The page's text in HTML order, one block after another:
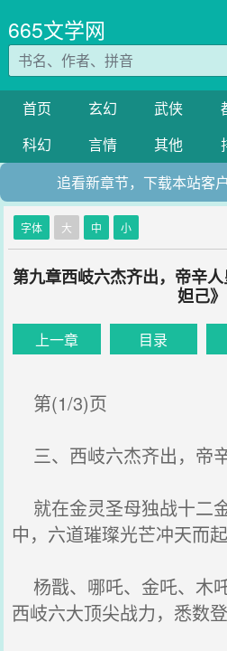
665文学网
首页 玄幻 武侠
科幻
言情 其他
追看新章节，下载本站客
字体 大 中 小
第九章西岐六杰齐出，帝辛
妲己》
上一章 目录
第(1/3)页
三、西岐六杰齐出，帝
就在金灵圣母独战十二
中，六道璀璨光芒冲天而起
杨戬、哪吒、金吒、木
西岐六大顶尖战力，悉数登